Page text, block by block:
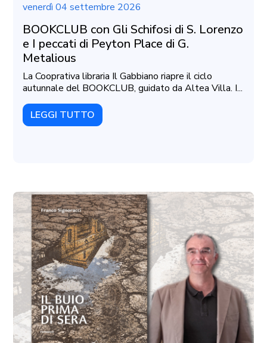
venerdì 04 settembre 2026
BOOKCLUB con Gli Schifosi di S. Lorenzo
e I peccati di Peyton Place di G.
Metalious
La Cooprativa libraria Il Gabbiano riapre il ciclo
autunnale del BOOKCLUB, guidato da Altea Villa. I...
LEGGI TUTTO